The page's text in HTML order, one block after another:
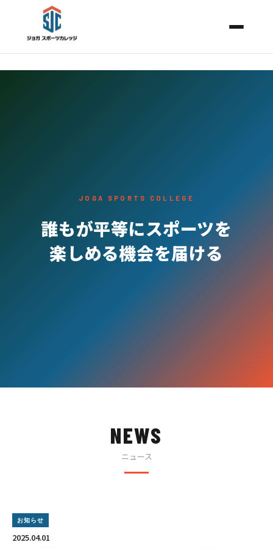
JOGA SPORTS COLLEGE
誰もが平等にスポーツを
楽しめる機会を届ける
NEWS
ニュース
お知らせ
2025.04.01